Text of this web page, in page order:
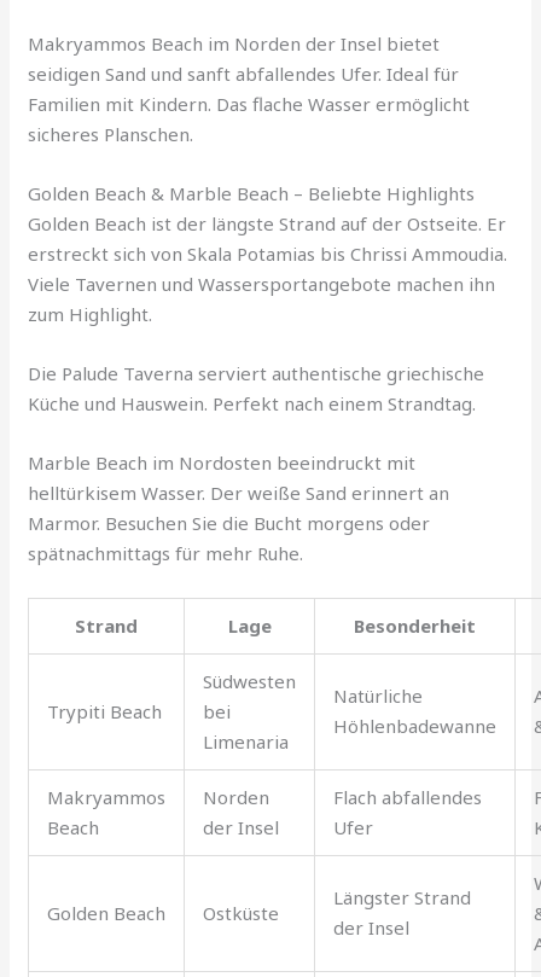
Makryammos Beach im Norden der Insel bietet
seidigen Sand und sanft abfallendes Ufer. Ideal für
Familien mit Kindern. Das flache Wasser ermöglicht
sicheres Planschen.
Golden Beach & Marble Beach – Beliebte Highlights
Golden Beach ist der längste Strand auf der Ostseite. Er
erstreckt sich von Skala Potamias bis Chrissi Ammoudia.
Viele Tavernen und Wassersportangebote machen ihn
zum Highlight.
Die Palude Taverna serviert authentische griechische
Küche und Hauswein. Perfekt nach einem Strandtag.
Marble Beach im Nordosten beeindruckt mit
helltürkisem Wasser. Der weiße Sand erinnert an
Marmor. Besuchen Sie die Bucht morgens oder
spätnachmittags für mehr Ruhe.
Strand Lage Besonderheit
Trypiti Beach
Südwesten
bei
Limenaria
Natürliche
Höhlenbadewanne
Makryammos
Beach
Norden
der Insel
Flach abfallendes
Ufer
Golden Beach Ostküste
Längster Strand
der Insel